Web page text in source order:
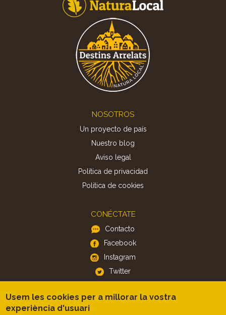
NOSOTROS
Un proyecto de país
Nuestro blog
Aviso legal
Política de privacidad
Politica de cookies
CONÉCTATE
Contacto
Facebook
Instagram
Twitter
APP
Usem les cookies per a millorar la vostra
experiència d'usuari